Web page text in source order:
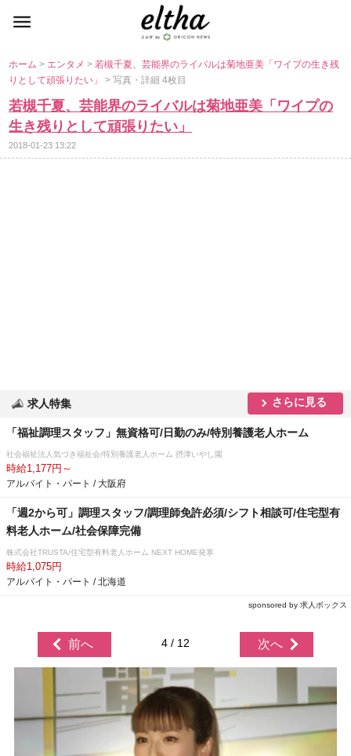
ホーム> エンタメ>若槻千夏、芸能界のライバルは菊地亜美「ワイプの生き残
りとして頑張りたい」> 写真・詳細 4枚目
若槻千夏、芸能界のライバルは菊地亜美「ワイプの
生き残りとして頑張りたい」
2018-01-23 13:22
求人特集 さらに見る
「福祉調理スタッフ」無資格可/日勤のみ/特別養護老人ホーム
社会福祉法人気づき福祉会/特別養護老人ホーム 摂津いやし園
時給1,177円～
アルバイト・パート / 大阪府
「週2から可」調理スタッフ/調理師免許必須/シフト相談可/住宅型有
料老人ホーム/社会保障完備
株式会社TRUSTA/住宅型有料老人ホーム NEXT HOME発寒
時給1,075円
アルバイト・パート / 北海道
sponsored by 求人ボックス
前へ 4 / 12 次へ